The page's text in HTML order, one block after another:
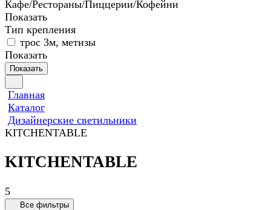
Кафе/Рестораны/Пиццерии/Кофейни
Показать
Тип крепления
трос 3м, метизы
Показать
Показать
Главная
Каталог
Дизайнерские светильники
KITCHENTABLE
KITCHENTABLE
5
Все фильтры